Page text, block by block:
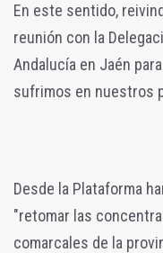
En este sentido,
reunión con la
Andalucía en Jaén
sufrimos en nuestros
Desde la Plataforma
"retomar las
comarcales de la